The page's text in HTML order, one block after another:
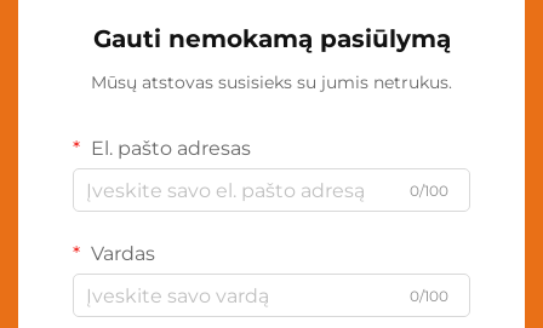
Gauti nemokamą pasiūlymą
Mūsų atstovas susisieks su jumis netrukus.
El. pašto adresas
0/100
Vardas
0/100